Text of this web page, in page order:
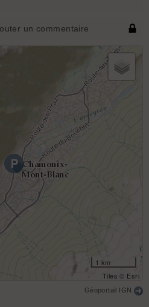
un commentaire
1 km
Tiles © Esri
Géoportail IGN